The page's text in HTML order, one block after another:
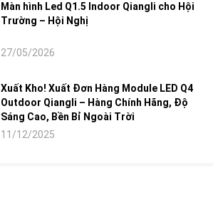
Màn hình Led Q1.5 Indoor Qiangli cho Hội
Trường – Hội Nghị
27/05/2026
Xuất Kho! Xuất Đơn Hàng Module LED Q4
Outdoor Qiangli – Hàng Chính Hãng, Độ
Sáng Cao, Bền Bỉ Ngoài Trời
11/12/2025